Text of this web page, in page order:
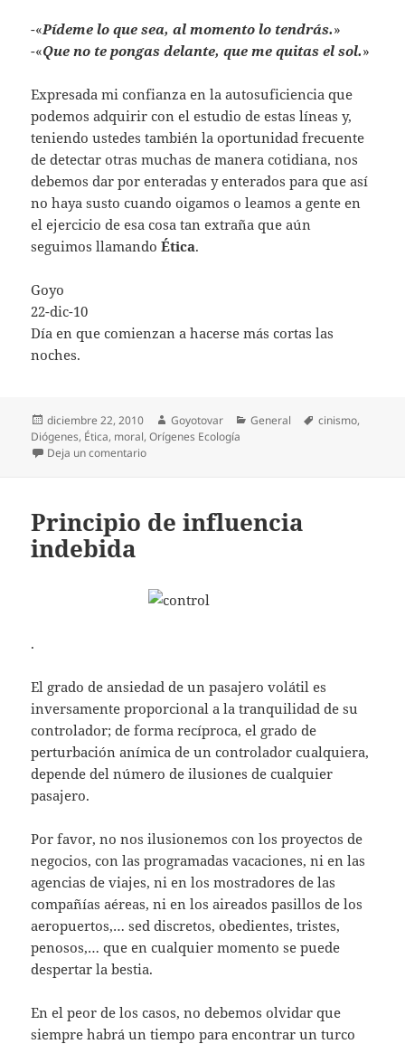
-«Pídeme lo que sea, al momento lo tendrás.»
-«Que no te pongas delante, que me quitas el sol.»
Expresada mi confianza en la autosuficiencia que
podemos adquirir con el estudio de estas líneas y,
teniendo ustedes también la oportunidad frecuente
de detectar otras muchas de manera cotidiana, nos
debemos dar por enteradas y enterados para que así
no haya susto cuando oigamos o leamos a gente en
el ejercicio de esa cosa tan extraña que aún
seguimos llamandoÉtica.
Goyo
22-dic-10
Día en que comienzan a hacerse más cortas las
noches.
Publicado
el
diciembre 22, 2010 Autor
Goyotovar Categorías
General Etiquetas
cinismo,
Diógenes, Ética, moral,Orígenes Ecología
Deja un comentarioen Normas rápidas para el cultivo del cinismo
Principio de influencia
indebida
.
El grado de ansiedad de un pasajero volátil es
inversamente proporcional a la tranquilidad de su
controlador; de forma recíproca, el grado de
perturbación anímica de un controlador cualquiera,
depende del número de ilusiones de cualquier
pasajero.
Por favor, no nos ilusionemos con los proyectos de
negocios, con las programadas vacaciones, ni en las
agencias de viajes, ni en los mostradores de las
compañías aéreas, ni en los aireados pasillos de los
aeropuertos,… sed discretos, obedientes, tristes,
penosos,… que en cualquier momento se puede
despertar la bestia.
En el peor de los casos, no debemos olvidar que
siempre habrá un tiempo para encontrar un turco